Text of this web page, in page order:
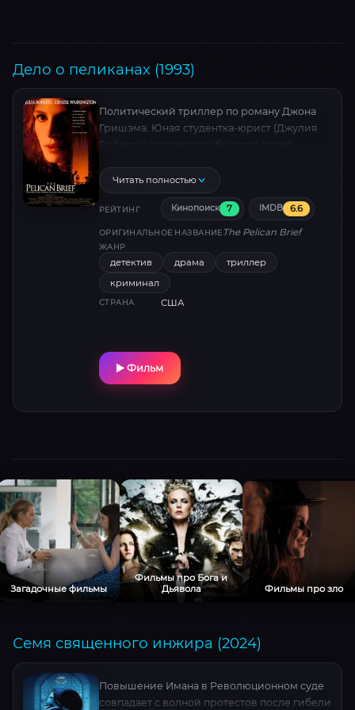
Дело о пеликанах (1993)
Политический триллер по роману Джона
Гришэма. Юная студентка-юрист (Джулия
Дж. Пакула мастерски сочетает
детективный сюжет с критикой власти.
Дениз ДиНовио получила «Оскар» за грим.
Читать полностью
РЕЙТИНГ Кинопоиск 7 IMDB 6.6
ОРИГИНАЛЬНОЕ НАЗВАНИЕ The Pelican Brief
ЖАНР
детектив драма
триллер
криминал
СТРАНА США
Фильм
Загадочные фильмы
Фильмы про Бога и
Дьявола
Фильмы про зло
Семя священного инжира (2024)
Повышение Имана в Революционном суде
совпадает с волной протестов после гибели